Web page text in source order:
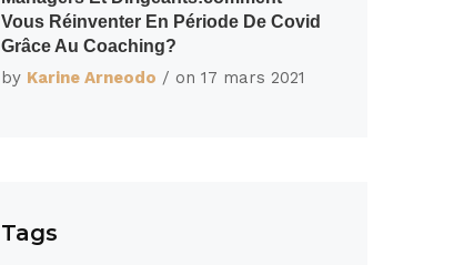
Vous Réinventer En Période De Covid
Grâce Au Coaching?
by Karine Arneodo / on 17 mars 2021
Tags